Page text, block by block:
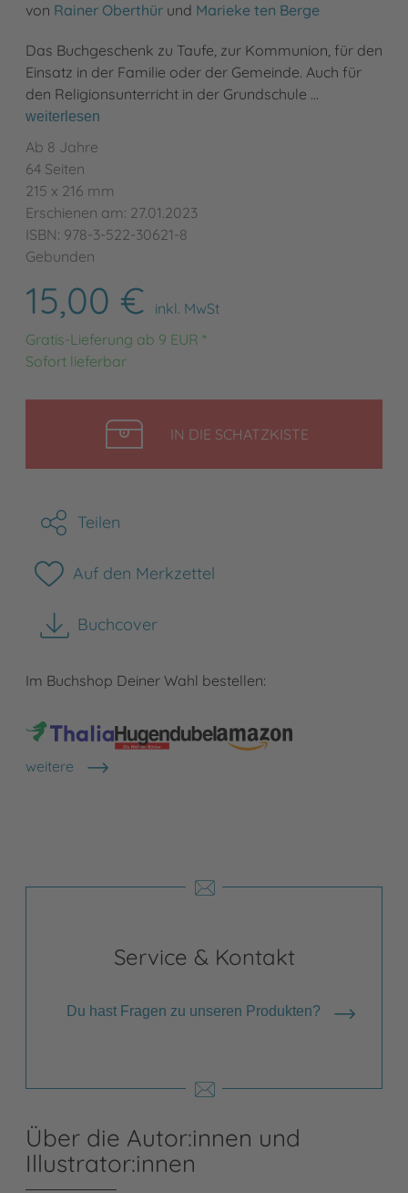
von Rainer Oberthür und Marieke ten Berge
Das Buchgeschenk zu Taufe, zur Kommunion, für den
Einsatz in der Familie oder der Gemeinde. Auch für
den Religionsunterricht in der Grundschule …
weiterlesen
Ab 8 Jahre
64 Seiten
215 x 216 mm
Erschienen am: 27.01.2023
ISBN: 978-3-522-30621-8
Gebunden
15,00 €
inkl. MwSt
Gratis-Lieferung ab 9 EUR *
Sofort lieferbar
IN DIE SCHATZKISTELEGEN
Teilen
Auf den Merkzettel
Buchcover
herunterladen
Im Buchshop Deiner Wahl bestellen:
weitere
Shops anzeigen
Service & Kontakt
Du hast Fragen zu unseren Produkten?
Über die Autor:innen und
Illustrator:innen